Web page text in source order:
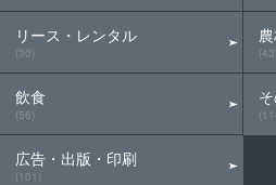
リース・レンタル
(30)
飲食
(56)
広告・出版・印刷
(101)
(43)